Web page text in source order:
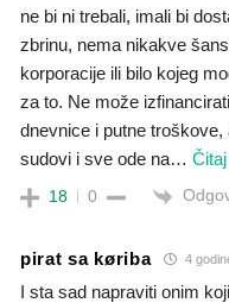
ne bi ni trebali, imali bi
zbrinu, nema nikakve
korporacije ili bilo kojeg
za to. Ne može
dnevnice i putne
sudovi i sve ode na…
18 0
pirat sa køriba 4
I sta sad napraviti onim